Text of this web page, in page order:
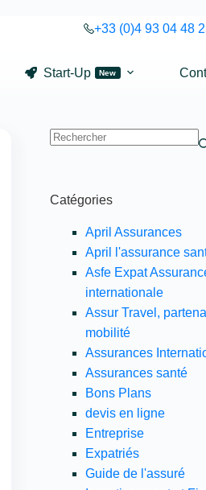
+33 (0)4 93 04 48
Start-Up New
Catégories
April Assurances
April l'assurance
Asfe Expat
internationale
Assur Travel,
mobilité
Assurances
Assurances santé
Bons Plans
devis en ligne
Entreprise
Expatriés
Guide de l'assuré